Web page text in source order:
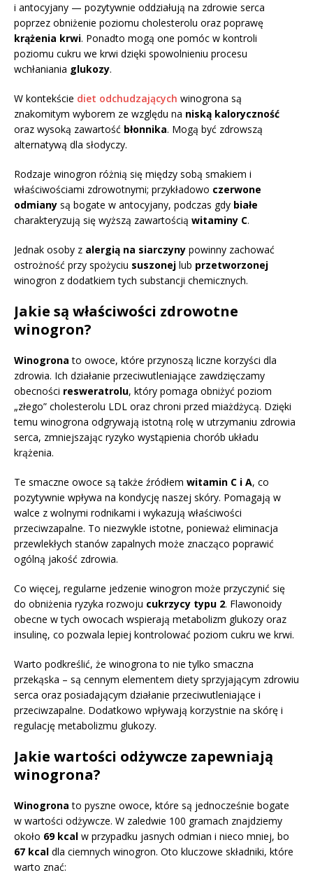
i antocyjany — pozytywnie oddziałują na zdrowie serca
poprzez obniżenie poziomu cholesterolu oraz poprawę
krążenia krwi. Ponadto mogą one pomóc w kontroli
poziomu cukru we krwi dzięki spowolnieniu procesu
wchłaniania glukozy.
W kontekście diet odchudzających winogrona są
znakomitym wyborem ze względu na niską kaloryczność
oraz wysoką zawartość błonnika. Mogą być zdrowszą
alternatywą dla słodyczy.
Rodzaje winogron różnią się między sobą smakiem i
właściwościami zdrowotnymi; przykładowo czerwone
odmiany są bogate w antocyjany, podczas gdy białe
charakteryzują się wyższą zawartością witaminy C.
Jednak osoby z alergią na siarczyny powinny zachować
ostrożność przy spożyciu suszonej lub przetworzonej
winogron z dodatkiem tych substancji chemicznych.
Jakie są właściwości zdrowotne
winogron?
Winogrona to owoce, które przynoszą liczne korzyści dla
zdrowia. Ich działanie przeciwutleniające zawdzięczamy
obecności resweratrolu, który pomaga obniżyć poziom
„złego” cholesterolu LDL oraz chroni przed miażdżycą. Dzięki
temu winogrona odgrywają istotną rolę w utrzymaniu zdrowia
serca, zmniejszając ryzyko wystąpienia chorób układu
krążenia.
Te smaczne owoce są także źródłem witamin C i A, co
pozytywnie wpływa na kondycję naszej skóry. Pomagają w
walce z wolnymi rodnikami i wykazują właściwości
przeciwzapalne. To niezwykle istotne, ponieważ eliminacja
przewlekłych stanów zapalnych może znacząco poprawić
ogólną jakość zdrowia.
Co więcej, regularne jedzenie winogron może przyczynić się
do obniżenia ryzyka rozwoju cukrzycy typu 2. Flawonoidy
obecne w tych owocach wspierają metabolizm glukozy oraz
insulinę, co pozwala lepiej kontrolować poziom cukru we krwi.
Warto podkreślić, że winogrona to nie tylko smaczna
przekąska – są cennym elementem diety sprzyjającym zdrowiu
serca oraz posiadającym działanie przeciwutleniające i
przeciwzapalne. Dodatkowo wpływają korzystnie na skórę i
regulację metabolizmu glukozy.
Jakie wartości odżywcze zapewniają
winogrona?
Winogrona to pyszne owoce, które są jednocześnie bogate
w wartości odżywcze. W zaledwie 100 gramach znajdziemy
około 69 kcal w przypadku jasnych odmian i nieco mniej, bo
67 kcal dla ciemnych winogron. Oto kluczowe składniki, które
warto znać: